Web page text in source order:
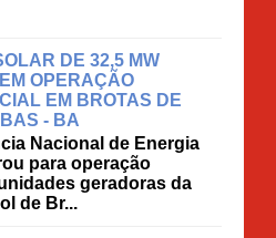
DE 32,5 MW
OPERAÇÃO
EM BROTAS DE
- BA
Nacional de Energia
para operação
geradoras da
de Br...